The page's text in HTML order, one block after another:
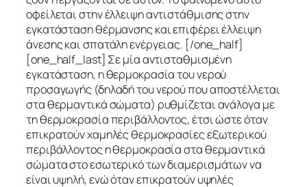
οφείλεται στην έλλειψη αντιστάθμισης στην
εγκατάσταση θέρμανσης και επιφέρει έλλειψη
άνεσης και σπατάλη ενέργειας. [/one_half]
[one_half_last] Σε μία αντισταθμισμένη
εγκατάσταση, η θερμοκρασία του νερού
προσαγωγής (δηλαδή του νερού που αποστέλλεται
στα θερμαντικά σώματα) ρυθμίζεται ανάλογα με
τη θερμοκρασία περιβάλλοντος, έτσι ώστε όταν
επικρατούν χαμηλές θερμοκρασίες εξωτερικού
περιβάλλοντος η θερμοκρασία στα θερμαντικά
σώματα στο εσωτερικό των διαμερισμάτων να
είναι υψηλή, ενώ όταν επικρατούν υψηλές